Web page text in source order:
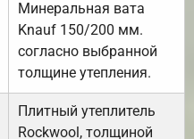
Минеральная вата
Knauf 150/200 мм.
согласно выбранной
толщине утепления.
Плитный утеплитель
Rockwool, толщиной